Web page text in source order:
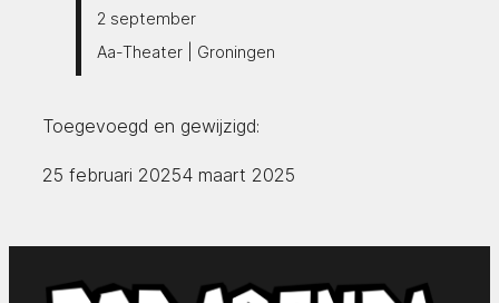
2 september
Aa-Theater | Groningen
Toegevoegd en gewijzigd:
25 februari 20254 maart 2025